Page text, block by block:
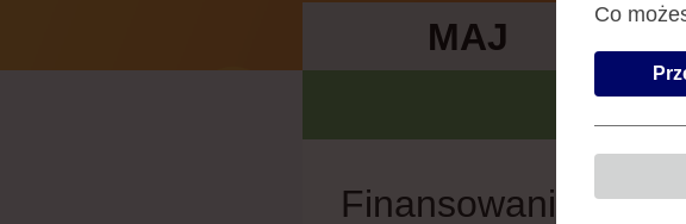
MAJ
Finansowanie
Co